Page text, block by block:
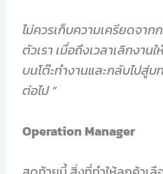
ไม่ควรเก็บความเครียดจา
ตัวเรา เมื่อถึงเวลาเลิกงาน
บนโต๊ะทำงานและกลับไปสู่
ต่อไป “
Operation Manager